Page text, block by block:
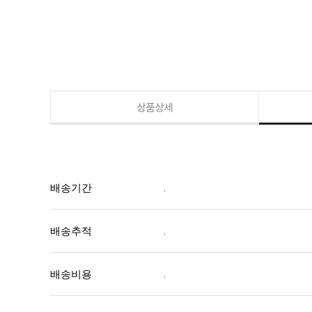
상품상세
배송기간 .
배송추적 .
배송비용 .